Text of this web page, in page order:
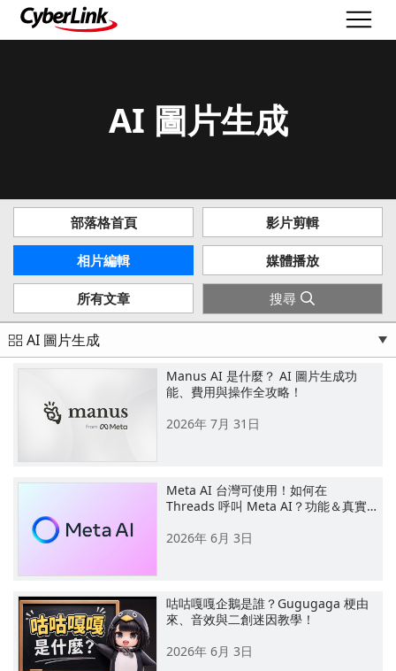
AI 圖片生成
部落格首頁 影片剪輯
相片編輯 媒體播放
所有文章 搜尋
AI 圖片生成
Manus AI 是什麼？ AI 圖片生成功
能、費用與操作全攻略！
2026年 7月 31日
Meta AI 台灣可使用！如何在
Threads 呼叫 Meta AI？功能＆真實…
2026年 6月 3日
咕咕嘎嘎企鵝是誰？Gugugaga 梗由
來、音效與二創迷因教學！
2026年 6月 3日